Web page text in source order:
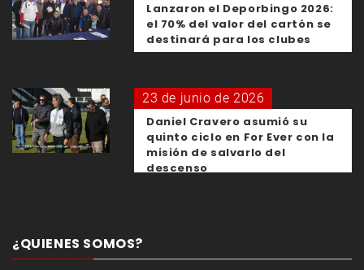
Lanzaron el Deporbingo 2026:
el 70% del valor del cartón se
destinará para los clubes
23 de junio de 2026
Daniel Cravero asumió su
quinto ciclo en For Ever con la
misión de salvarlo del
descenso
¿QUIENES SOMOS?